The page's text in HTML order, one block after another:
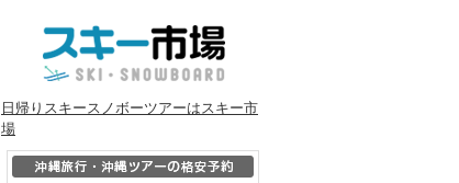
日帰りスキースノボーツアーはスキー市
場